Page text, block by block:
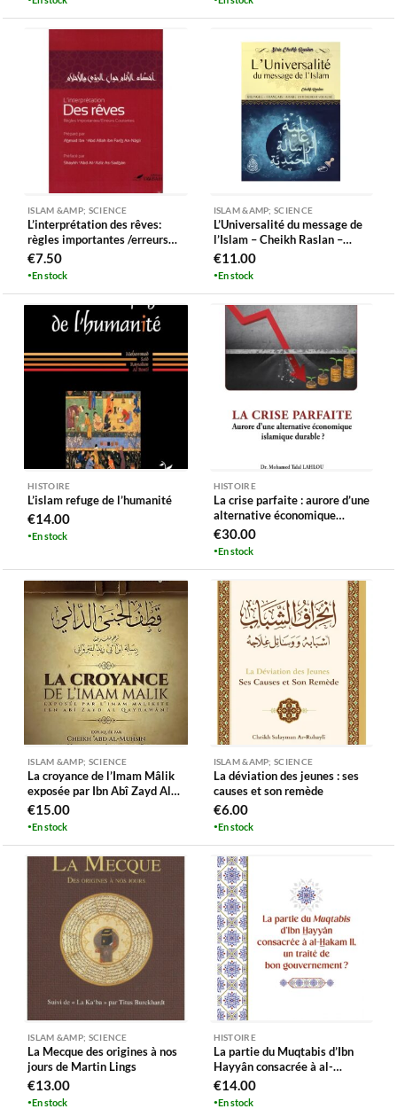
ISLAM &AMP; SCIENCE
L’interprétation des rêves:
règles importantes /erreurs
courantes
€7.50
En stock
ISLAM &AMP; SCIENCE
L’Universalité du message de
l’Islam – Cheikh Raslan –
Bilingue (Français/Arabe)
€11.00
En stock
HISTOIRE
L’islam refuge de l’humanité
€14.00
En stock
HISTOIRE
La crise parfaite : aurore d’une
alternative économique
islamique durable ?
€30.00
En stock
ISLAM &AMP; SCIENCE
La croyance de l’Imam Mâlik
exposée par Ibn Abî Zayd Al
Qayrawânî
€15.00
En stock
ISLAM &AMP; SCIENCE
La déviation des jeunes : ses
causes et son remède
€6.00
En stock
ISLAM &AMP; SCIENCE
La Mecque des origines à nos
jours de Martin Lings
€13.00
En stock
HISTOIRE
La partie du Muqtabis d’Ibn
Hayyân consacrée à al-
Hakam II, un traité de bon
gouvernement ?
€14.00
En stock